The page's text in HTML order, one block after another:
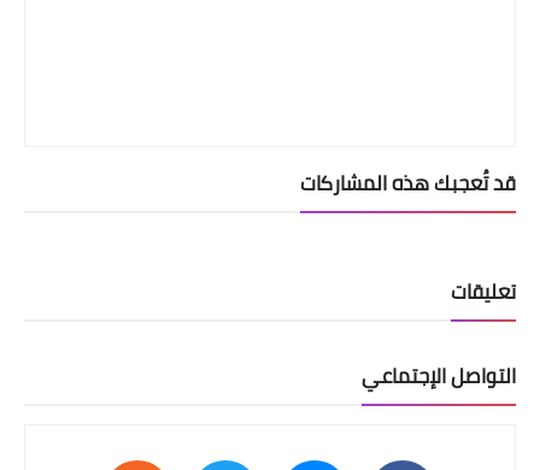
قد تُعجبك هذه المشاركات
تعليقات
التواصل الإجتماعي